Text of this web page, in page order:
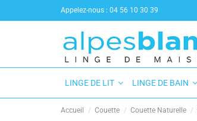
Appelez-nous : 04 56 10 30 39
LINGE DE LIT LINGE DE BAIN
Accueil Couette Couette Naturelle